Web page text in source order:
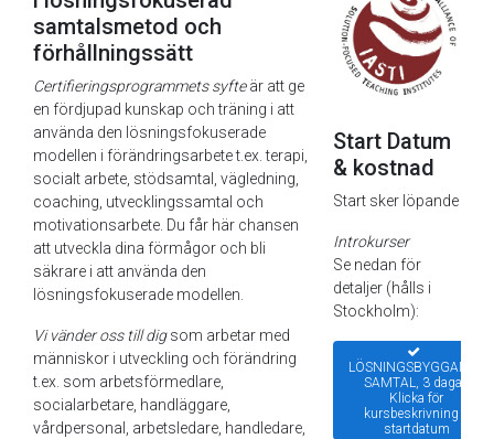
samtalsmetod och
förhållningssätt
Certifieringsprogrammets syfteär att ge
en fördjupad kunskap och träning i att
använda den lösningsfokuserade
modellen i förändringsarbete t.ex. terapi,
socialt arbete, stödsamtal, vägledning,
coaching, utvecklingssamtal och
motivationsarbete. Du får här chansen
att utveckla dina förmågor och bli
säkrare i att använda den
lösningsfokuserade modellen.
Vi vänder oss till digsom arbetar med
människor i utveckling och förändring
t.ex. som arbetsförmedlare,
socialarbetare, handläggare,
vårdpersonal, arbetsledare, handledare,
Start Datum
& kostnad
Start sker löpande
Introkurser
Se nedan för
detaljer (hålls i
Stockholm):
LÖSNINGSBYGGANDE
SAMTAL, 3 dagar,
Klicka för
kursbeskrivning &
startdatum